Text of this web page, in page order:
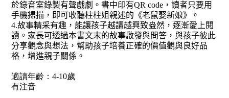
於錄音室錄製有聲戲劇。書中印有QR code ，讀者只要用
手機掃描，即可收聽柱柱姐親述的《老鼠娶新娘》。
4.故事精采有趣，能讓孩子越讀越興致盎然，逐漸愛上閱
讀。家長可透過本書文末的故事啟發與問答，與孩子彼此
分享觀念與想法，幫助孩子培養正確的價值觀與良好品
格，增進親子關係。
適讀年齡：4-10歲
有注音